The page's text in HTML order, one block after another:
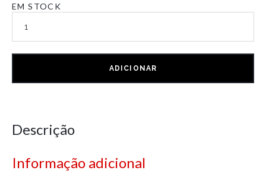
EM STOCK
ADICIONAR
Descrição
Informação adicional